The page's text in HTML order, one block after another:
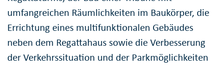
umfangreichen Räumlichkeiten im Baukörper, die
Errichtung eines multifunktionalen Gebäudes
neben dem Regattahaus sowie die Verbesserung
der Verkehrssituation und der Parkmöglichkeiten